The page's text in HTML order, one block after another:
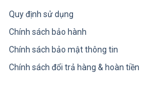
Quy định sử dụng
Chính sách bảo hành
Chính sách bảo mật thông tin
Chính sách đổi trả hàng & hoàn tiền